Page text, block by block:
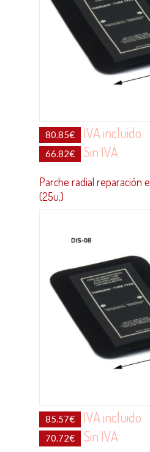
80.85€ IVA incluido
66.82€ Sin IVA
Parche radial reparación
(25u.)
85.57€ IVA incluido
70.72€ Sin IVA